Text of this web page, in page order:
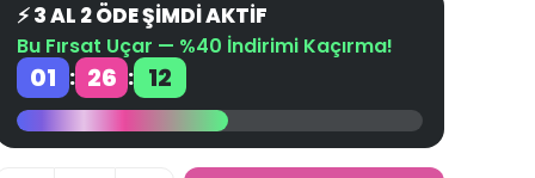
⚡ 3 AL 2 ÖDE ŞİMDİ AKTİF
Bu Fırsat Uçar — %40 İndirimi Kaçırma!
01 : 26 : 12